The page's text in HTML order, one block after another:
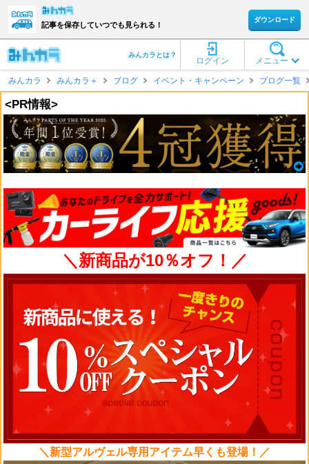
記事を保存していつでも見られる！
ダウンロード
メニュー
ログイン
みんカラとは？
みんカラ みんカラ＋ ブログ イベント・キャンペーン ブログ一覧
<PR情報>
＼新商品が10％オフ！／
＼新型アルヴェル専用アイテム早くも登場！／